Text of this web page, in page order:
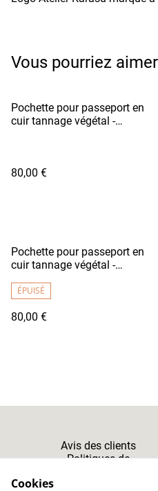
Vous pourriez
Pochette pour passeport en
cuir tannage végétal -
80,00 €
Pochette pour passeport en
cuir tannage végétal -
ÉPUISÉ
80,00 €
Avis des clients
Politiques de
Cookies